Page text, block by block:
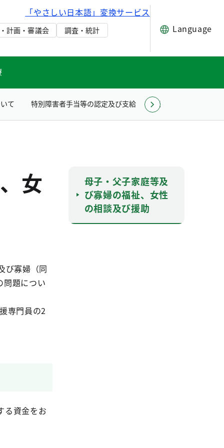
「やさしい日本語」変換サービス
計画・審議会
調査・統計
Language
て 特別障害者手当等の認定及び支給 生活困窮者自立支援
女
び寡婦（同
問題につい
専門員の2
る資金をお
母子・父子家庭等及
び寡婦の福祉、女性
の相談及び援助